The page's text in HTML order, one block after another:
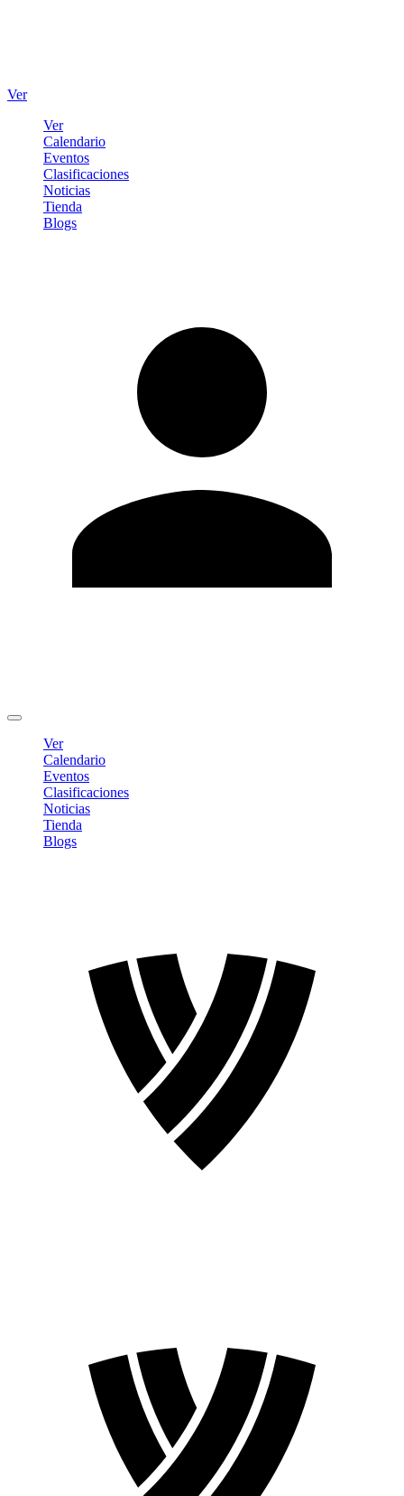
Ver
Ver
Calendario
Eventos
Clasificaciones
Noticias
Tienda
Blogs
Ver
Calendario
Eventos
Clasificaciones
Noticias
Tienda
Blogs